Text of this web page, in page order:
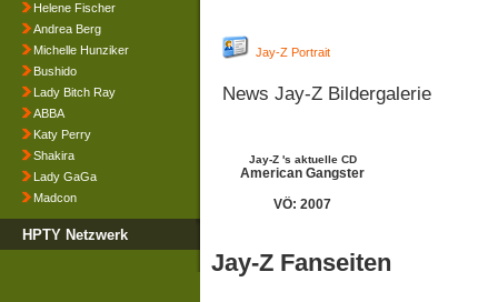
Helene Fischer
Andrea Berg
Michelle Hunziker
Bushido
Lady Bitch Ray
ABBA
Katy Perry
Shakira
Lady GaGa
Madcon
HPTY Netzwerk
Jay-Z Portrait
News Jay-Z Bildergalerie
Jay-Z 's aktuelle CD
American Gangster
VÖ: 2007
Jay-Z Fanseiten